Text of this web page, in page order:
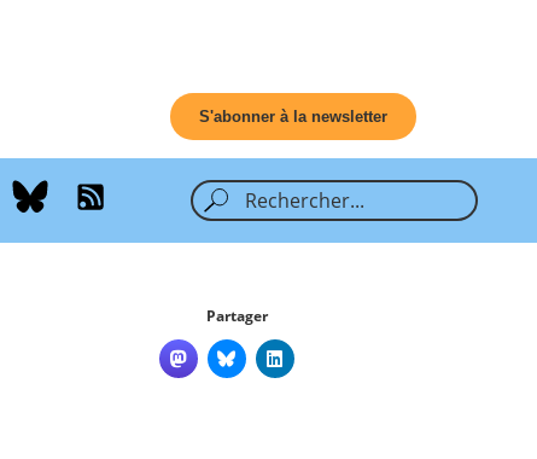
S'abonner à la newsletter
Partager